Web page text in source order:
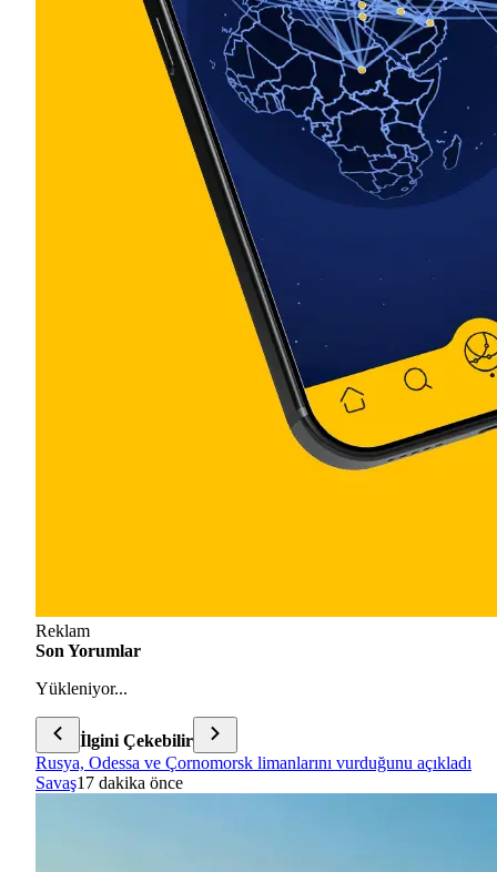
Reklam
Son Yorumlar
Yükleniyor...
İlgini Çekebilir
Rusya, Odessa ve Çornomorsk limanlarını vurduğunu açıkladı
Savaş17 dakika önce